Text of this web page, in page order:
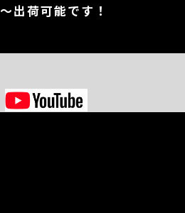
出荷可能です！